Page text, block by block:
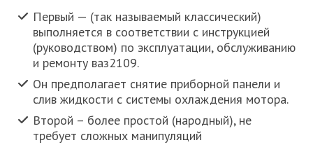
Первый — (так называемый классический)
выполняется в соответствии с инструкцией
(руководством) по эксплуатации, обслуживанию
и ремонту ваз2109.
Он предполагает снятие приборной панели и
слив жидкости с системы охлаждения мотора.
Второй – более простой (народный), не
требует сложных манипуляций